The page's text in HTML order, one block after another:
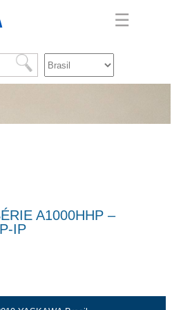
☰
A1000HHP –
IP